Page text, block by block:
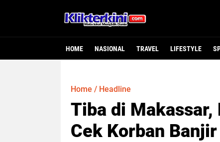
HOME NASIONAL TRAVEL LIFESTYLE
Home / Headline
Tiba di Makassar,
Cek Korban Banjir